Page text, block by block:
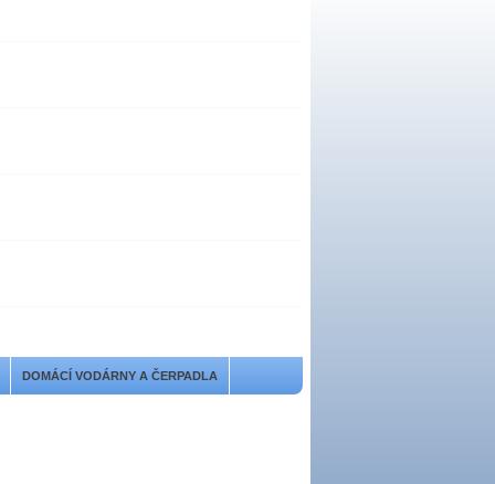
DOMÁCÍ VODÁRNY A ČERPADLA